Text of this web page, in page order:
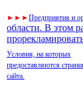
► ► ►Предприятия и
области. В этом
Условия, на которых
предоставляются
сайта.